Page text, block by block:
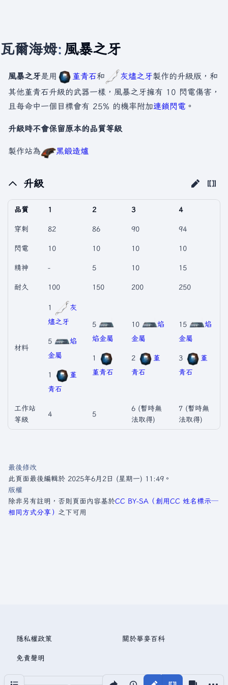
瓦爾海姆: 風暴之牙
分享此頁面 更多
風暴之牙是用 堇青石和 灰燼之牙製作的升級版，和
其他堇青石升級的武器一樣，風暴之牙擁有 10 閃電傷害，
且每命中一個目標會有 25% 的機率附加連鎖閃電 。
升級時不會保留原本的品質等級
製作站為 黑鍛造爐
升級
品質 1 2 3 4
穿刺 82 86 90 94
閃電 10 10 10 10
精神 - 5 10 15
耐久 100 150 200 250
材料
1
灰
燼之牙
5
焰
金屬
1
堇
青石
5
焰金屬
1
堇青石
10
焰
金屬
2
堇
青石
15
焰
金屬
3
堇
青石
工作站
等級
4 5
6 (暫時無
法取得)
7 (暫時無
法取得)
目次
最後修改
此頁面最後編輯於 2025年6月2日 (星期一) 11:49。
版權
除非另有註明，否則頁面內容基於CC BY-SA（創用CC 姓名標示─
相同方式分享） 之下可用
隱私權政策 關於華麥百科
免責聲明